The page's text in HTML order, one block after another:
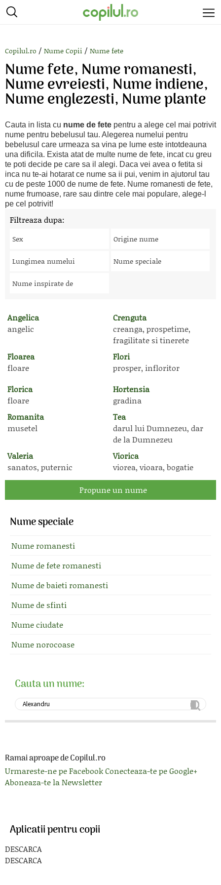
Copilul.ro / Nume Copii / Nume fete
Nume fete, Nume romanesti,
Nume evreiesti, Nume indiene,
Nume englezesti, Nume plante
Cauta in lista cu nume de fete pentru a alege cel mai potrivit
nume pentru bebelusul tau. Alegerea numelui pentru
bebelusul care urmeaza sa vina pe lume este intotdeauna
una dificila. Exista atat de multe nume de fete, incat cu greu
te poti decide pe care sa il alegi. Daca vei avea o fetita si
inca nu te-ai hotarat ce nume sa ii pui, venim in ajutorul tau
cu de peste 1000 de nume de fete. Nume romanesti de fete,
nume frumoase, rare sau dintre cele mai populare, alege-l
pe cel potrivit!
Filtreaza dupa:
Sex Origine nume
Lungimea numelui Nume speciale
Nume inspirate de
Angelica
angelic
Crenguta
creanga, prospetime,
fragilitate si tinerete
Floarea
floare
Flori
prosper, infloritor
Florica
floare
Hortensia
gradina
Romanita
musetel
Tea
darul lui Dumnezeu, dar
de la Dumnezeu
Valeria
sanatos, puternic
Viorica
viorea, vioara, bogatie
Propune un nume
Nume speciale
Nume romanesti
Nume de fete romanesti
Nume de baieti romanesti
Nume de sfinti
Nume ciudate
Nume norocoase
Cauta un nume:
Ramai aproape de Copilul.ro
Urmareste-ne pe FacebookConecteaza-te pe Google+
Aboneaza-te la Newsletter
Aplicatii pentru copii
DESCARCA
DESCARCA